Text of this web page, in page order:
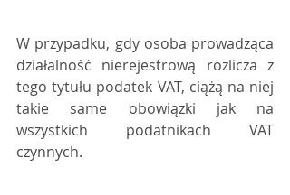
W przypadku, gdy osoba prowadząca
działalność nierejestrową rozlicza z
tego tytułu podatek VAT, ciążą na niej
takie same obowiązki jak na
wszystkich podatnikach VAT
czynnych.